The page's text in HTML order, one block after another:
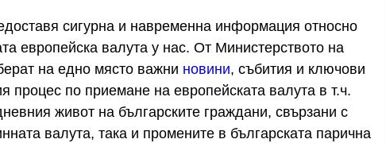
сигурна и навременна информация относно
европейска валута у нас. От Министерството на
на едно място важни новини, събития и ключови
процес по приемане на европейската валута в т.ч.
живот на българските граждани, свързани с
валута, така и промените в българската парична